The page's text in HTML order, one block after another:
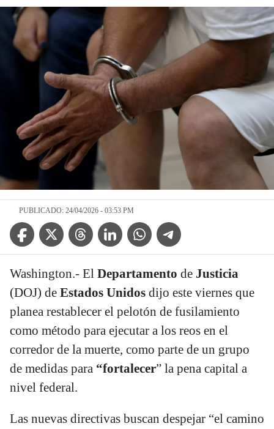
PUBLICADO: 24/04/2026 - 03:53 PM
Facebook IconTwitter IconThreads IconLinkedin IconWhatsApp IconTelegram Icon
Washington.- El Departamento de Justicia
(DOJ) de Estados Unidos dijo este viernes que
planea restablecer el pelotón de fusilamiento
como método para ejecutar a los reos en el
corredor de la muerte, como parte de un grupo
de medidas para “fortalecer” la pena capital a
nivel federal.
Las nuevas directivas buscan despejar “el camino